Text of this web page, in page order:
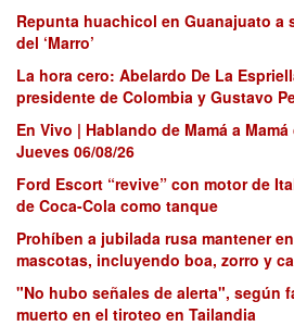
Repunta huachicol en Guanajuato a
del ‘Marro’
La hora cero: Abelardo De La
presidente de Colombia y Gustavo
En Vivo | Hablando de Mamá a
Jueves 06/08/26
Ford Escort “revive” con motor de
de Coca-Cola como tanque
Prohíben a jubilada rusa mantener
mascotas, incluyendo boa, zorro y
"No hubo señales de alerta", según
muerto en el tiroteo en Tailandia